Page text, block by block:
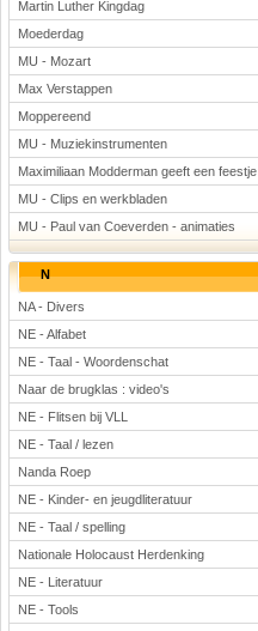
Martin Luther Kingdag
Moederdag
MU - Mozart
Max Verstappen
Moppereend
MU - Muziekinstrumenten
Maximiliaan Modderman geeft een feestje
MU - Clips en werkbladen
MU - Paul van Coeverden - animaties
N
NA - Divers
NE - Alfabet
NE - Taal - Woordenschat
Naar de brugklas : video's
NE - Flitsen bij VLL
NE - Taal / lezen
Nanda Roep
NE - Kinder- en jeugdliteratuur
NE - Taal / spelling
Nationale Holocaust Herdenking
NE - Literatuur
NE - Tools